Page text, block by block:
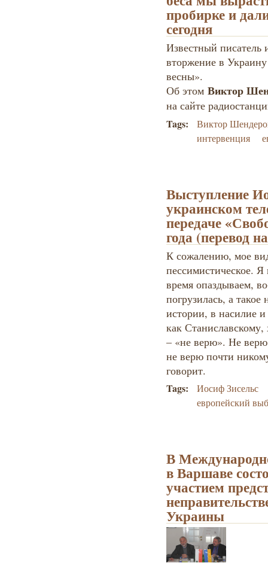
пробирке и
сегодня
Известный писатель
вторжение в
весны».
Об этом Виктор
на сайте
Tags:
Виктор
интервенция
Выступление
украинском
передаче
года (перевод
К сожалению, мое
пессимистическое.
время опаздываем,
погрузилась, а
истории, в насилие
как Станиславскому,
– «не верю». Не
не верю почти
говорит.
Tags:
Иосиф Зисельс
европейский
В
в Варшаве
участием
Украины